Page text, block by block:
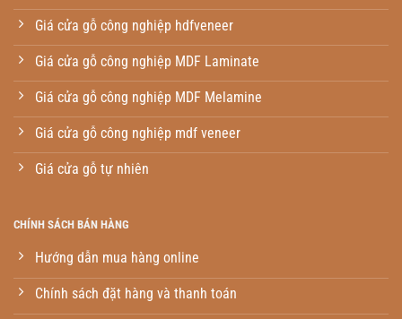
Giá cửa gỗ công nghiệp hdfveneer
Giá cửa gỗ công nghiệp MDF Laminate
Giá cửa gỗ công nghiệp MDF Melamine
Giá cửa gỗ công nghiệp mdf veneer
Giá cửa gỗ tự nhiên
CHÍNH SÁCH BÁN HÀNG
Hướng dẫn mua hàng online
Chính sách đặt hàng và thanh toán